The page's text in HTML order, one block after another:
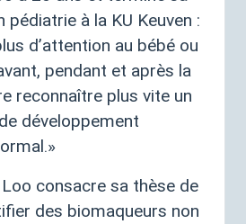
pédiatrie à la KU Keuven :
d’attention au bébé ou
pendant et après la
reconnaître plus vite un
développement
»
consacre sa thèse de
des biomaqueurs non